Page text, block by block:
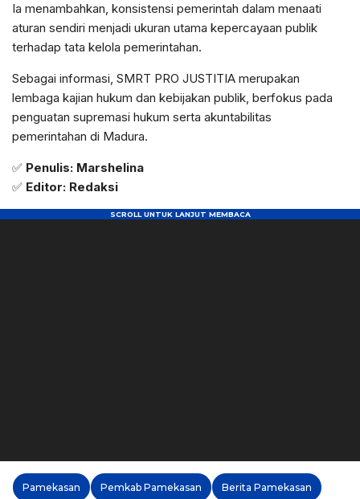
Ia menambahkan, konsistensi pemerintah dalam menaati
aturan sendiri menjadi ukuran utama kepercayaan publik
terhadap tata kelola pemerintahan.
Sebagai informasi, SMRT PRO JUSTITIA merupakan
lembaga kajian hukum dan kebijakan publik, berfokus pada
penguatan supremasi hukum serta akuntabilitas
pemerintahan di Madura.
✅ Penulis: Marshelina
✅ Editor: Redaksi
Pamekasan Pemkab Pamekasan Berita Pamekasan